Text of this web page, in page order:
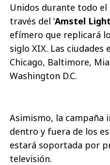
Unidos durante todo el
través del ‘Amstel
efímero que replicará
siglo XIX. Las ciudades
Chicago, Baltimore,
Washington D.C.
Asimismo, la campaña
dentro y fuera de los
estará soportada por
televisión.